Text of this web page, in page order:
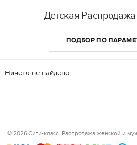
Детская
ПОДБОР ПО
Ничего не найдено
© 2026 Сити-класс. Распродажа женской и